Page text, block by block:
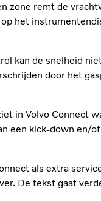
zone remt de
het
kan de snelheid
door het
in Volvo Connect
een kick-down en/
als extra
De tekst gaat